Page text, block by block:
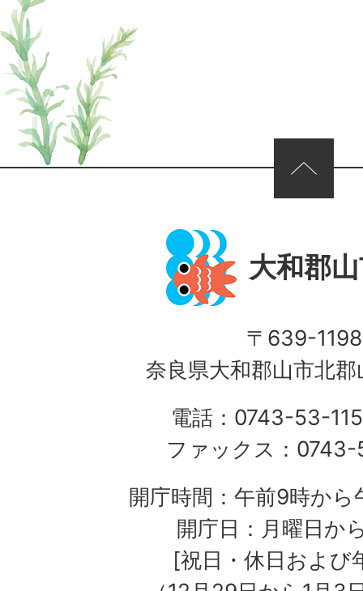
ページの先頭へ
大和郡
〒639-1198
奈良県大和郡山市北
電話：0743-53-
ファックス：
開庁時間：午前9時か
開庁日：月曜日か
[祝日・休日および